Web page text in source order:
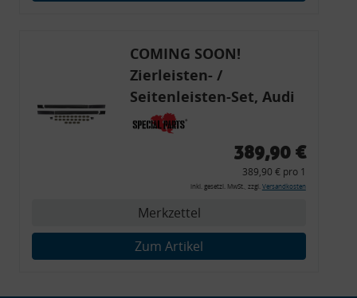
COMING SOON!
Zierleisten- /
Seitenleisten-Set, Audi
80 Cabrio, Coupe, S2, (6x
Zierleiste, 2x Kappe,
Montagewerkzeug)
389,90 €
389,90 € pro 1
inkl. gesetzl. MwSt., zzgl. Versandkosten
Merkzettel
Zum Artikel